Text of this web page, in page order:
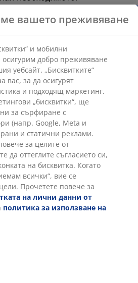
същевременно
мебел
на помещението
и цел. Опитайте се да
и функционалността,
полезни и
Едно разтегателно канапе
става за спане?
определени акценти в
да спазите този лимит,
помещението с
под
вашето преживяване
и мобилни
добро преживяване
уебсайт. „Бисквитките“
вас, за да осигурят
и подходящ маркетинг.
„бисквитки“, ще
за сърфиране с
(напр. Google, Meta и
и статични реклами.
за целите от
да оттеглите съгласието си,
на бисквитка. Когато
всички“, вие се
Прочетете повече за
на лични данни от
политика за използване на